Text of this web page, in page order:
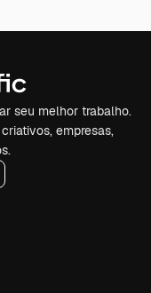
seu melhor trabalho.
empresas,